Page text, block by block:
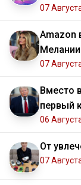
07
Amazon
07
Вместо
первый
06
От
07